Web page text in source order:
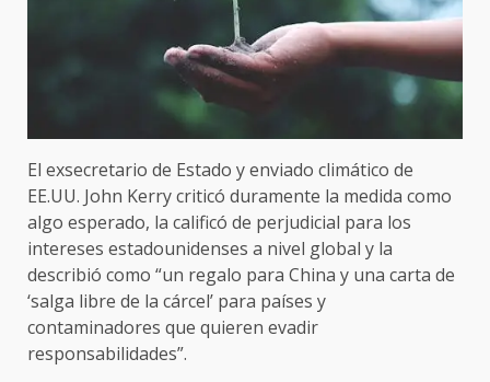
El exsecretario de Estado y enviado climático de
EE.UU. John Kerry criticó duramente la medida como
algo esperado, la calificó de perjudicial para los
intereses estadounidenses a nivel global y la
describió como “un regalo para China y una carta de
‘salga libre de la cárcel’ para países y
contaminadores que quieren evadir
responsabilidades”.